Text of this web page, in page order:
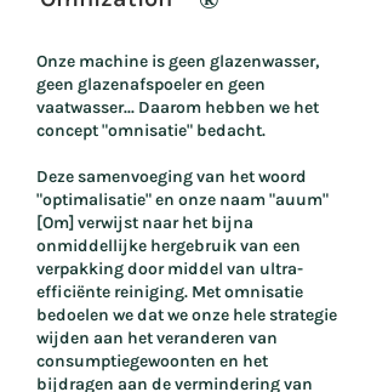
Onze machine is geen glazenwasser,
geen glazenafspoeler en geen
vaatwasser... Daarom hebben we het
concept "omnisatie" bedacht.
Deze samenvoeging van het woord
"optimalisatie" en onze naam "auum"
[Om] verwijst naar het bijna
onmiddellijke hergebruik van een
verpakking door middel van ultra-
efficiënte reiniging. Met omnisatie
bedoelen we dat we onze hele strategie
wijden aan het veranderen van
consumptiegewoonten en het
bijdragen aan de vermindering van